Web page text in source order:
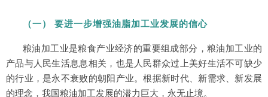
（一） 要进一步增强油脂加工业发展的信心
粮油加工业是粮食产业经济的重要组成部分，粮油加工业的
产品与人民生活息息相关，也是人民群众过上美好生活不可缺少
的行业，是永不衰败的朝阳产业。根据新时代、新需求、新发展
的理念，我国粮油加工发展的潜力巨大，永无止境。